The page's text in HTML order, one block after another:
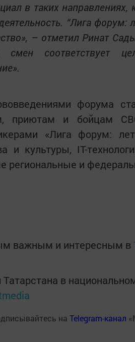
в таких направлениях,
“Лига форум:
– отметил Ринат
смен соответствует
форума
приютам и бойцам
«Лига форум:
и культуры, IT-
региональные и
важным и интересным в
Татарстана в
на Telegram-канал